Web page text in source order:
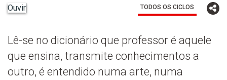
Ouvir TODOS OS CICLOS
Lê-se no dicionário que professor é aquele
que ensina, transmite conhecimentos a
outro, é entendido numa arte, numa